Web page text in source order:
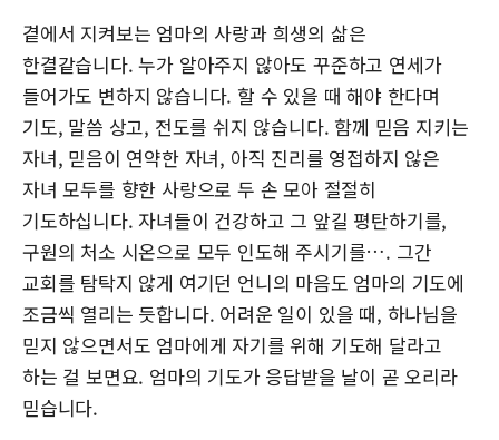
곁에서 지켜보는 엄마의 사랑과 희생의 삶은
한결같습니다. 누가 알아주지 않아도 꾸준하고 연세가
들어가도 변하지 않습니다. 할 수 있을 때 해야 한다며
기도, 말씀 상고, 전도를 쉬지 않습니다. 함께 믿음 지키는
자녀, 믿음이 연약한 자녀, 아직 진리를 영접하지 않은
자녀 모두를 향한 사랑으로 두 손 모아 절절히
기도하십니다. 자녀들이 건강하고 그 앞길 평탄하기를,
구원의 처소 시온으로 모두 인도해 주시기를…. 그간
교회를 탐탁지 않게 여기던 언니의 마음도 엄마의 기도에
조금씩 열리는 듯합니다. 어려운 일이 있을 때, 하나님을
믿지 않으면서도 엄마에게 자기를 위해 기도해 달라고
하는 걸 보면요. 엄마의 기도가 응답받을 날이 곧 오리라
믿습니다.